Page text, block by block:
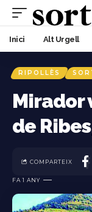
Inici Alt Urgell
RIPOLLÈS
Mirador
de
FA 1 ANY
COMPARTEIX